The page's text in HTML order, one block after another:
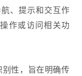
、提示和交互作
作或访问相关功
性，旨在明确传